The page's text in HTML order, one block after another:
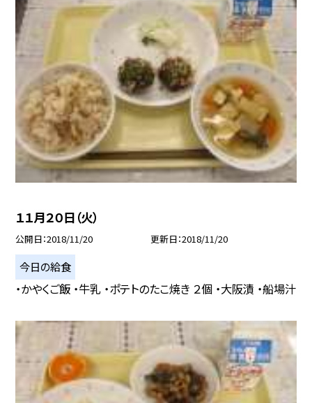
１１月２０日（火）
公開日 2018/11/20 更新日 2018/11/20
今日の給食
・かやくご飯 ・牛乳 ・ポテトのたこ焼き ２個 ・大阪漬 ・船場汁